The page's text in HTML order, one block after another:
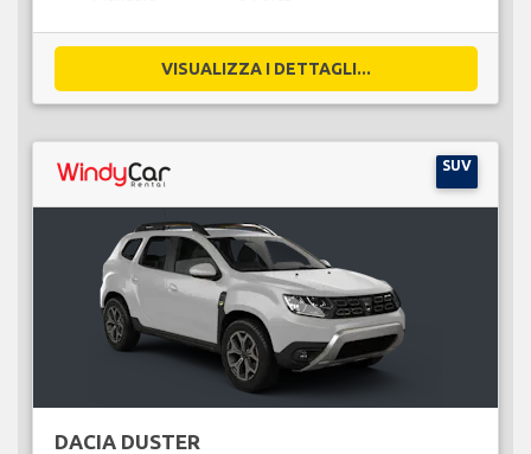
VISUALIZZA I DETTAGLI...
SUV
DACIA DUSTER